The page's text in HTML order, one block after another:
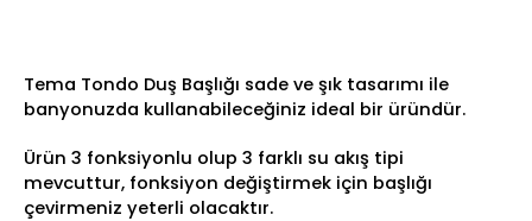
Tema Tondo Duş Başlığı sade ve şık tasarımı ile
banyonuzda kullanabileceğiniz ideal bir üründür.
Ürün 3 fonksiyonlu olup 3 farklı su akış tipi
mevcuttur, fonksiyon değiştirmek için başlığı
çevirmeniz yeterli olacaktır.